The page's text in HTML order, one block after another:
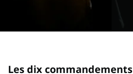
Les dix commandements